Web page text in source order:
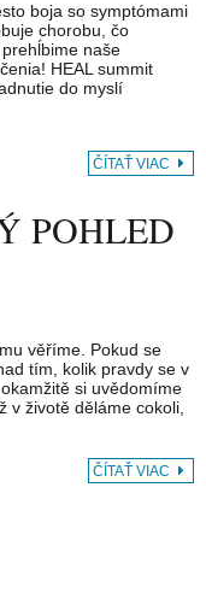
boja so symptómami
chorobu, čo
naše
HEAL summit
do myslí
ČÍTAŤ VIAC
POHLED
věříme. Pokud se
tím, kolik pravdy se v
si uvědomíme
v životě děláme cokoli,
ČÍTAŤ VIAC